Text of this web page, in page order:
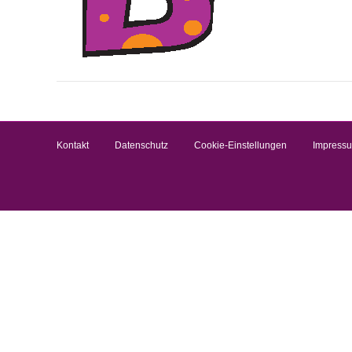
Kontakt Datenschutz Cookie-Einstellungen